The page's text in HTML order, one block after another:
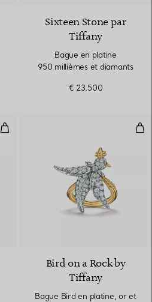
Sixteen Stone par
Tiffany
Bague en platine
950 millièmes et diamants
€ 23.500
Bague en or jaune 18 carats,
Bird on a Rock by
Tiffany
Bague Bird en platine, or et